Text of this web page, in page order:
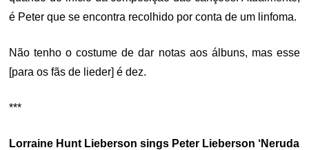
é Peter que se encontra recolhido por conta de um linfoma.
Não tenho o costume de dar notas aos álbuns, mas esse
[para os fãs de lieder] é dez.
***
Lorraine Hunt Lieberson sings Peter Lieberson ‘Neruda